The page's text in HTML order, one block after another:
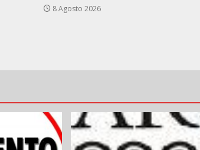
8 Agosto 2026